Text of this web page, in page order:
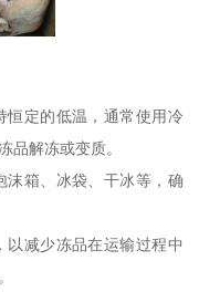
恒定的低温，通常使用冷
品解冻或变质。
沫箱、冰袋、干冰等，确
以减少冻品在运输过程中